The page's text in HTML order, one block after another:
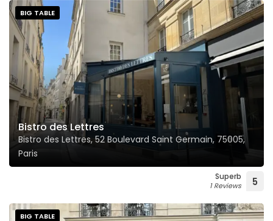
BIG TABLE
Bistro des Lettres
Bistro des Lettres, 52 Boulevard Saint Germain, 75005,
Paris
Superb
1 Reviews 5
BIG TABLE